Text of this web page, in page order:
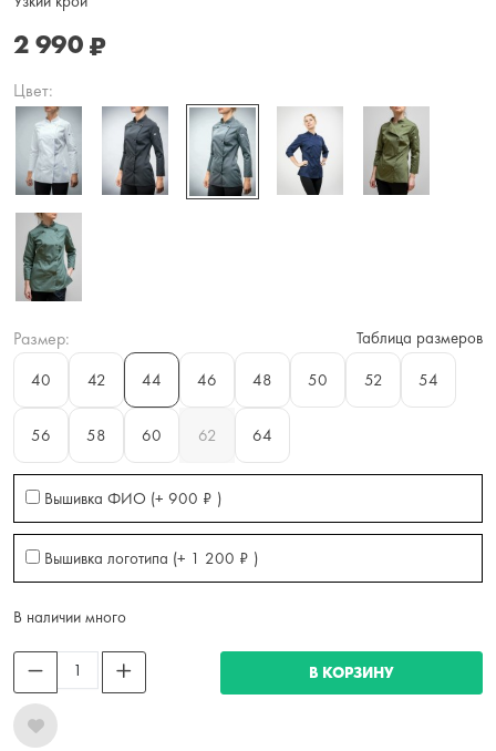
2 990₽
Цвет:
Размер:
Таблица размеров
40
42 44 46 48 50 52 54
56 58 60 62 64
Вышивка ФИО (+ 900 ₽ )
Вышивка логотипа (+ 1 200 ₽ )
В наличии много
В КОРЗИНУ